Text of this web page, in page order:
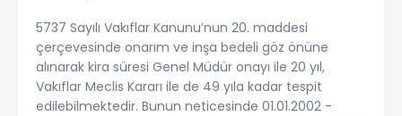
5737 Sayılı Vakıflar Kanunu’nun 20. maddesi
çerçevesinde onarım ve inşa bedeli göz önüne
alınarak kira süresi Genel Müdür onayı ile 20 yıl,
Vakıflar Meclis Kararı ile de 49 yıla kadar tespit
edilebilmektedir. Bunun neticesinde 01.01.2002 -